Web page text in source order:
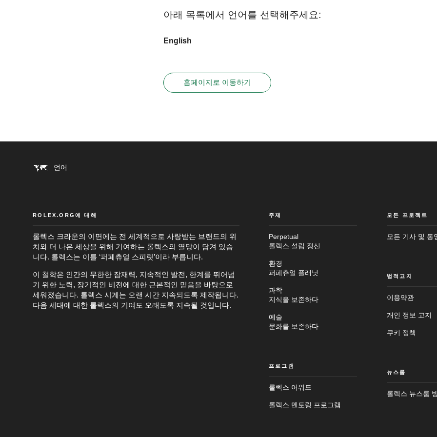
아래 목록에서 언어를 선택해주세요:
English
홈페이지로 이동하기
언어
ROLEX.ORG에 대해
롤렉스 크라운의 이면에는 전 세계적으로 사랑받는 브랜드의 위
치와 더 나은 세상을 위해 기여하는 롤렉스의 열망이 담겨 있습
니다. 롤렉스는 이를 ‘퍼페츄얼 스피릿’이라 부릅니다.
이 철학은 인간의 무한한 잠재력, 지속적인 발전, 한계를 뛰어넘
기 위한 노력, 장기적인 비전에 대한 근본적인 믿음을 바탕으로
세워졌습니다. 롤렉스 시계는 오랜 시간 지속되도록 제작됩니다.
다음 세대에 대한 롤렉스의 기여도 오래도록 지속될 것입니다.
주제
Perpetual
롤렉스 설립 정신
환경
퍼페츄얼 플래닛
과학
지식을 보존하다
예술
문화를 보존하다
프로그램
롤렉스 어워드
롤렉스 멘토링 프로그램
모든 프로젝트
모든 기사 및 동
법적고지
이용약관
개인 정보 고지
쿠키 정책
뉴스룸
롤렉스 뉴스룸